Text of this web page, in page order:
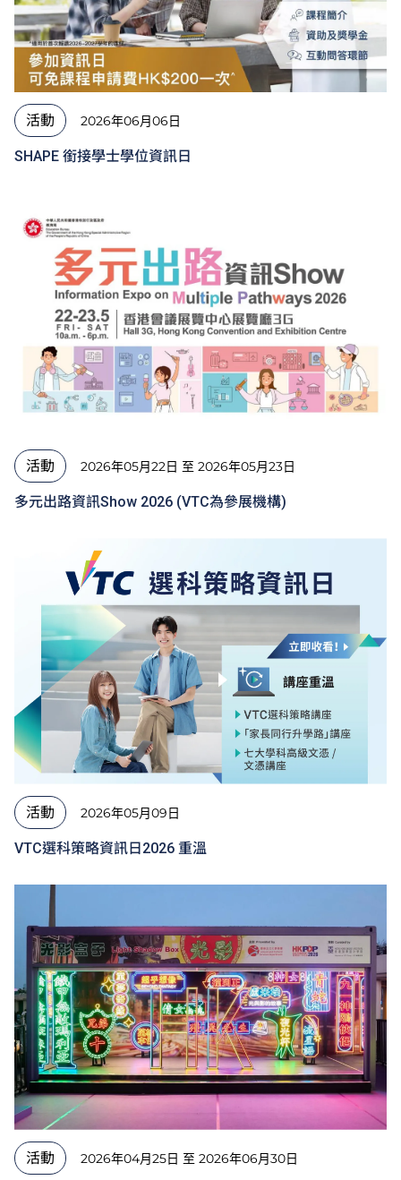
活動 2026年06月06日
SHAPE 銜接學士學位資訊日
活動 2026年05月22日 至 2026年05月23日
多元出路資訊Show 2026 (VTC為參展機構)
活動 2026年05月09日
VTC選科策略資訊日2026 重溫
活動 2026年04月25日 至 2026年06月30日